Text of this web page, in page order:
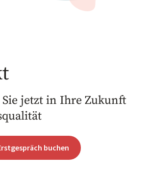
jetzt in Ihre Zukunft
buchen